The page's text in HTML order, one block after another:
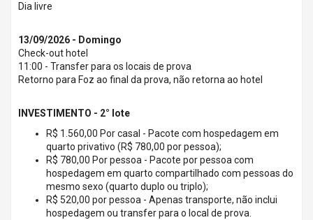
Dia livre
13/09/2026 - Domingo
Check-out hotel
11:00 - Transfer para os locais de prova
Retorno para Foz ao final da prova, não retorna ao hotel
INVESTIMENTO - 2° lote
R$ 1.560,00 Por casal - Pacote com hospedagem em
quarto privativo (R$ 780,00 por pessoa);
R$ 780,00 Por pessoa - Pacote por pessoa com
hospedagem em quarto compartilhado com pessoas do
mesmo sexo (quarto duplo ou triplo);
R$ 520,00 por pessoa - Apenas transporte, não inclui
hospedagem ou transfer para o local de prova.